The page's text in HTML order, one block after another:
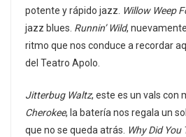
potente y rápido jazz. Willow Weep
jazz blues. Runnin’ Wild,
ritmo que nos conduce a recordar
del Teatro Apolo.
Jitterbug Waltz, este es un vals con
Cherokee, la batería nos regala un
que no se queda atrás. Why Did You